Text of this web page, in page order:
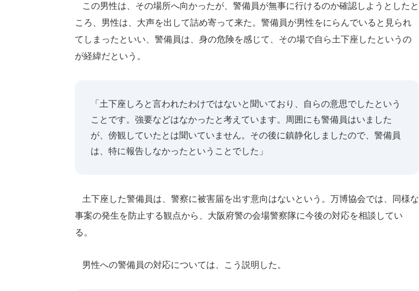
この男性は、その場所へ向かったが、警備員が無事に行けるのか確認しようとしたと
ころ、男性は、大声を出して詰め寄って来た。警備員が男性をにらんでいると見られ
てしまったといい、警備員は、身の危険を感じて、その場で自ら土下座したというの
が経緯だという。
「土下座しろと言われたわけではないと聞いており、自らの意思でしたという
ことです。強要などはなかったと考えています。周囲にも警備員はいました
が、傍観していたとは聞いていません。その後に鎮静化しましたので、警備員
は、特に報告しなかったということでした」
土下座した警備員は、警察に被害届を出す意向はないという。万博協会では、同様な
事案の発生を防止する観点から、大阪府警の会場警察隊に今後の対応を相談してい
る。
男性への警備員の対応については、こう説明した。